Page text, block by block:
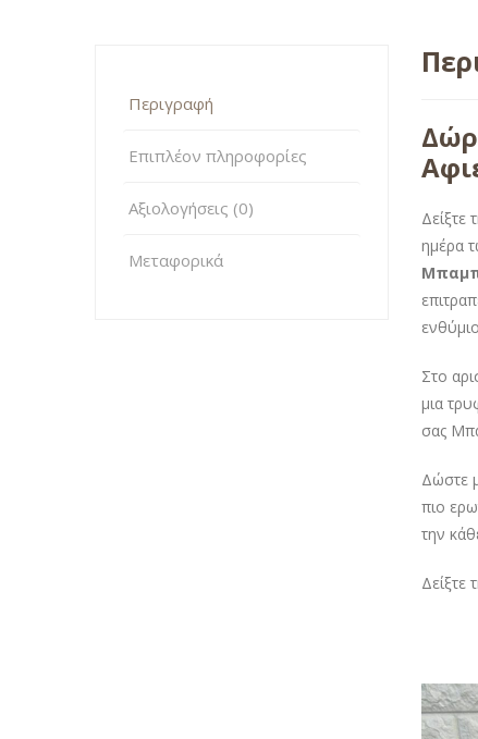
Περιγραφή
Επιπλέον πληροφορίες
Αξιολογήσεις (0)
Μεταφορικά
Δείξτε
ημέρα
Στο
μια
σας
Δώστε
πιο
την
Δείξτε